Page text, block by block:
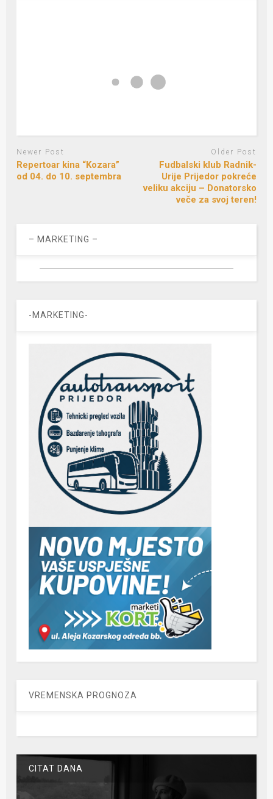
Newer Post
Repertoar kina “Kozara”
od 04. do 10. septembra
Older Post
Fudbalski klub Radnik-
Urije Prijedor pokreće
veliku akciju – Donatorsko
veče za svoj teren!
– MARKETING –
-MARKETING-
VREMENSKA PROGNOZA
CITAT DANA